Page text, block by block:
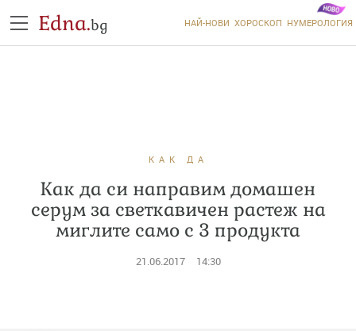
Edna.bg НАЙ-НОВИ ХОРОСКОП НУМЕРОЛОГИЯ
КАК ДА
Как да си направим домашен
серум за светкавичен растеж на
миглите само с 3 продукта
21.06.2017 14:30